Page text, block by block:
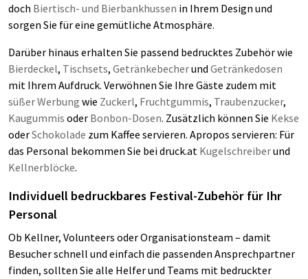
doch Biertisch- und Bierbankhussen in Ihrem Design und
sorgen Sie für eine gemütliche Atmosphäre.
Darüber hinaus erhalten Sie passend bedrucktes Zubehör wie
Bierdeckel, Tischsets, Getränkebecherund Getränkedosen
mit Ihrem Aufdruck. Verwöhnen Sie Ihre Gäste zudem mit
süßer Werbung wie Zuckerl, Fruchtgummis, Traubenzucker,
Kaugummis oder Bonbon-Dosen. Zusätzlich können Sie Kekse
oderSchokolade zum Kaffee servieren. Apropos servieren: Für
das Personal bekommen Sie bei druck.at Kugelschreiberund
Kellnerblöcke.
Individuell bedruckbares Festival-Zubehör für Ihr
Personal
Ob Kellner, Volunteers oder Organisationsteam – damit
Besucher schnell und einfach die passenden Ansprechpartner
finden, sollten Sie alle Helfer und Teams mit bedruckter